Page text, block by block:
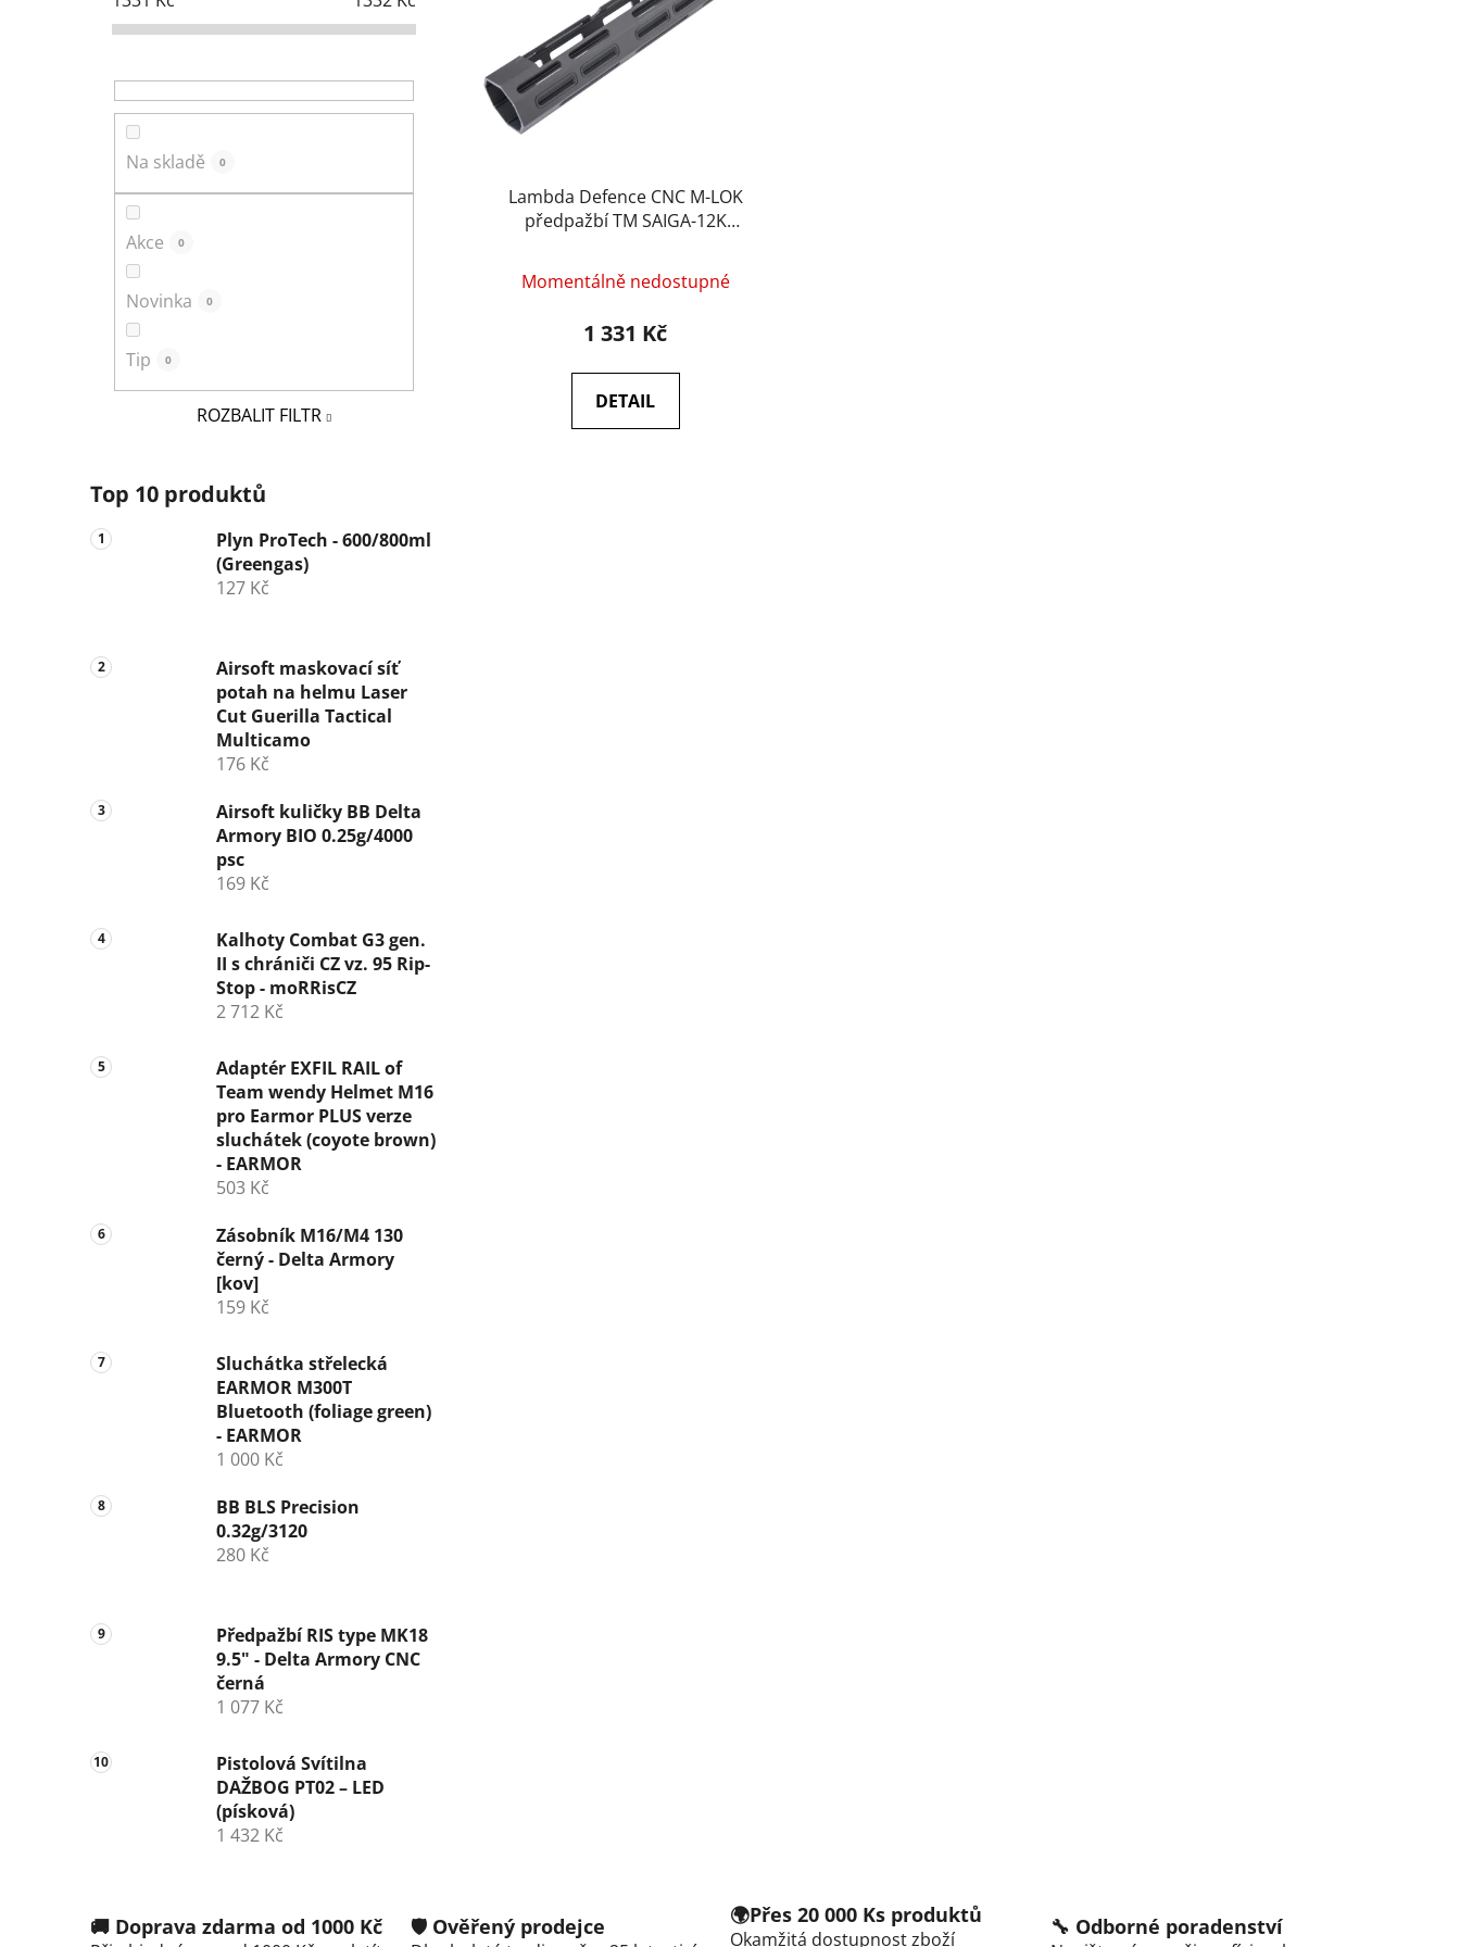
Na skladě 0
Akce 0
Novinka 0
Tip 0
ROZBALIT FILTR
Top 10 produktů
Plyn ProTech - 600/800ml
(Greengas)
127 Kč
Airsoft maskovací síť
potah na helmu Laser
Cut Guerilla Tactical
Multicamo
176 Kč
Airsoft kuličky BB Delta
Armory BIO 0.25g/4000
psc
169 Kč
Kalhoty Combat G3 gen.
II s chrániči CZ vz. 95 Rip-
Stop - moRRisCZ
2 712 Kč
Adaptér EXFIL RAIL of
Team wendy Helmet M16
pro Earmor PLUS verze
sluchátek (coyote brown)
- EARMOR
503 Kč
Zásobník M16/M4 130
černý - Delta Armory
[kov]
159 Kč
Sluchátka střelecká
EARMOR M300T
Bluetooth (foliage green)
- EARMOR
1 000 Kč
BB BLS Precision
0.32g/3120
280 Kč
Předpažbí RIS type MK18
9.5" - Delta Armory CNC
černá
1 077 Kč
Pistolová Svítilna
DAŽBOG PT02 – LED
(písková)
1 432 Kč
o
d
Lambda Defence CNC M-LOK
předpažbí TM SAIGA-12K
Momentálně nedostupné
1 331 Kč
DETAIL
🚚 Doprava zdarma od 1000 Kč 🛡️ Ověřený prodejce 🌍Přes 20 000 Ks produktů
Okamžitá dostupnost zboží
🔧 Odborné poradenství